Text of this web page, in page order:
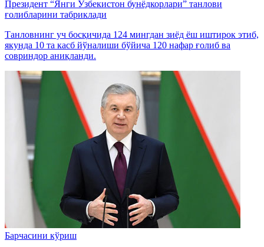
Президент “Янги Ўзбекистон бунёдкорлари” танлови
ғолибларини табриклади
Танловнинг уч босқичида 124 мингдан зиёд ёш иштирок этиб,
якунда 10 та касб йўналиши бўйича 120 нафар ғолиб ва
совриндор аниқланди.
Барчасини кўриш